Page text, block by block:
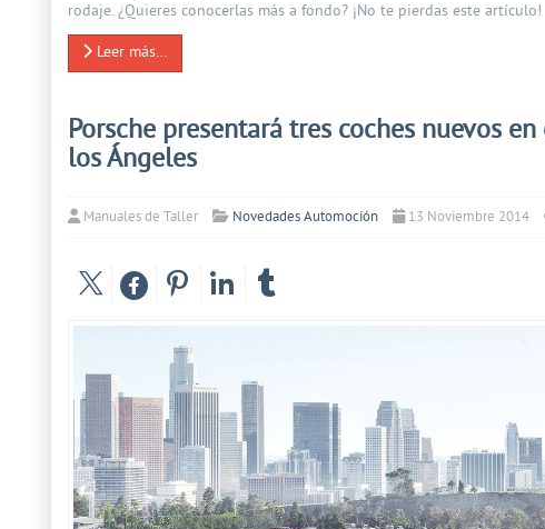
rodaje. ¿Quieres conocerlas más a fondo? ¡No te pierdas este artículo!
Leer más…
Porsche presentará tres coches nuevos
los Ángeles
Manuales de Taller Novedades Automoción 13 Noviembre 2014